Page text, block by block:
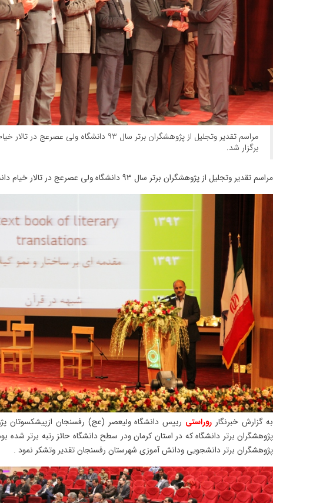
مراسم تقدیر وتجلیل از پژوهشگران برتر سال 93 دانشگاه ولی عصرعج
برگزار شد.
مراسم تقدیر وتجلیل از پژوهشگران برتر سال 93 دانشگاه ولی عصرعج در تالار خیام دانشگاه برگزار شد.
به گزارش خبرنگار روراستی رییس دانشگاه ولیعصر (عج) رفسنجان ازپیشکسوتان
پژوهشگران برتر دانشگاه که در استان کرمان ودر سطح دانشگاه حائز رتبه برتر شده
پژوهشگران برتر دانشجویی ودانش آموزی شهرستان رفسنجان تقدیر وتشکر نمود .